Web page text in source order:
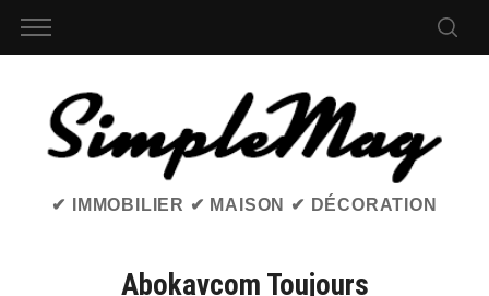
✔ IMMOBILIER ✔ MAISON ✔ DÉCORATION
Abokavcom Toujours